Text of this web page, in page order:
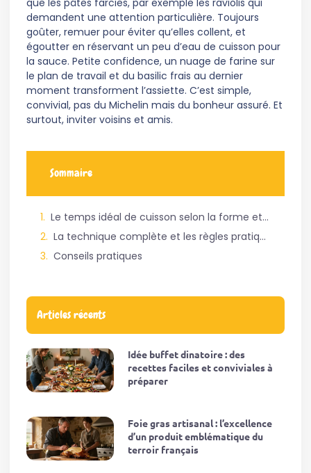
demandent une attention particulière. Toujours
goûter, remuer pour éviter qu’elles collent, et
égoutter en réservant un peu d’eau de cuisson pour
la sauce. Petite confidence, un nuage de farine sur
le plan de travail et du basilic frais au dernier
moment transforment l’assiette. C’est simple,
convivial, pas du Michelin mais du bonheur assuré. Et
surtout, inviter voisins et amis.
Sommaire
Le temps idéal de cuisson selon la forme et l’épaisseur des pâtes fraîches maison
La technique complète et les règles pratiques pour réussir la cuisson à chaque fois
Conseils pratiques
Articles récents
Idée buffet dinatoire : des
recettes faciles et conviviales à
préparer
Foie gras artisanal : l’excellence
d’un produit emblématique du
terroir français